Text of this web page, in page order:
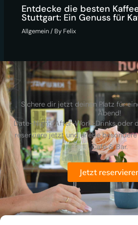
Entdecke die besten
Stuttgart: Ein Genuss für
Allgemein/ By Felix
Sichere dir jetzt deinen Platz für
Abend!
Date-Night, After-Work-Drinks oder
reserviere jetzt und erlebe
Café & Bar.
Jetzt